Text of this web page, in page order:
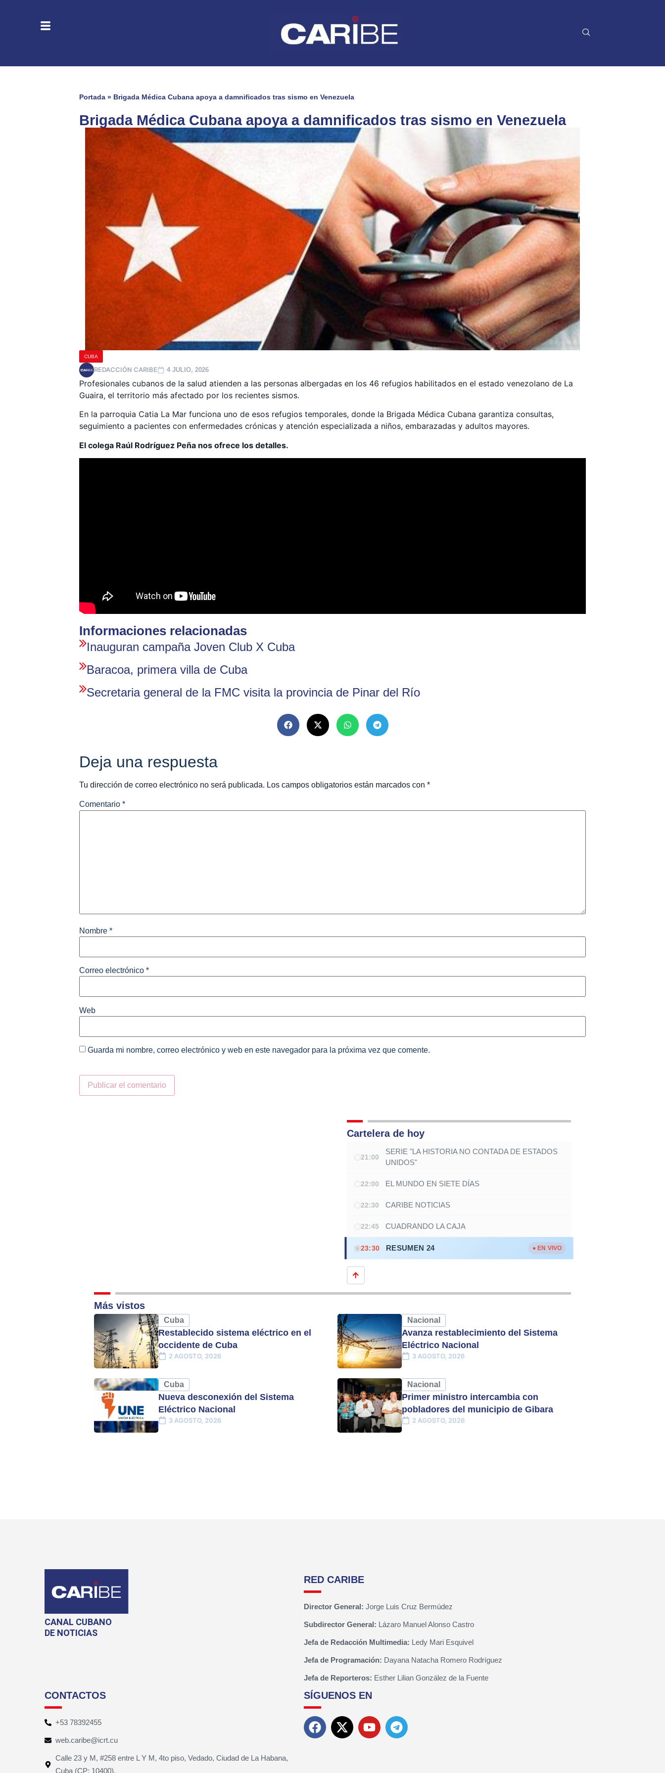
Portada » Brigada Médica Cubana apoya a damnificados tras sismo en Venezuela
Brigada Médica Cubana apoya a damnificados tras sismo en Venezuela
CUBA
REDACCIÓN CARIBE 4 JULIO, 2026
Profesionales cubanos de la salud atienden a las personas albergadas en los 46 refugios habilitados en el estado venezolano de La
Guaira, el territorio más afectado por los recientes sismos.
En la parroquia Catia La Mar funciona uno de esos refugios temporales, donde la Brigada Médica Cubana garantiza consultas,
seguimiento a pacientes con enfermedades crónicas y atención especializada a niños, embarazadas y adultos mayores.
El colega Raúl Rodríguez Peña nos ofrece los detalles.
Informaciones relacionadas
Inauguran campaña Joven Club X Cuba
Baracoa, primera villa de Cuba
Secretaria general de la FMC visita la provincia de Pinar del Río
Deja una respuesta
Tu dirección de correo electrónico no será publicada. Los campos obligatorios están marcados con *
Comentario *
Nombre *
Correo electrónico *
Web
Guarda mi nombre, correo electrónico y web en este navegador para la próxima vez que comente.
Cartelera de hoy
21:00
SERIE "LA HISTORIA NO CONTADA DE ESTADOS
UNIDOS"
22:00 EL MUNDO EN SIETE DÍAS
22:30 CARIBE NOTICIAS
22:45 CUADRANDO LA CAJA
23:30 RESUMEN 24 ● EN VIVO
Más vistos
Cuba
Restablecido sistema eléctrico en el
occidente de Cuba
2 AGOSTO, 2026
Nacional
Avanza restablecimiento del Sistema
Eléctrico Nacional
3 AGOSTO, 2026
Cuba
Nueva desconexión del Sistema
Eléctrico Nacional
3 AGOSTO, 2026
Nacional
Primer ministro intercambia con
pobladores del municipio de Gibara
2 AGOSTO, 2026
CANAL CUBANO
DE NOTICIAS
RED CARIBE
Director General: Jorge Luis Cruz Bermúdez
Subdirector General: Lázaro Manuel Alonso Castro
Jefa de Redacción Multimedia: Ledy Mari Esquivel
Jefa de Programación: Dayana Natacha Romero Rodríguez
Jefa de Reporteros: Esther Lilian González de la Fuente
CONTACTOS
+53 78392455
web.caribe@icrt.cu
Calle 23 y M, #258 entre L Y M, 4to piso, Vedado, Ciudad de La Habana,
Cuba (CP: 10400).
SÍGUENOS EN